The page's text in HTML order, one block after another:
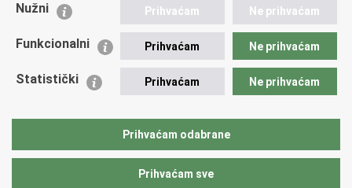
Udruge
Policijska akademija
Zaklada policijske solidarnosti
Vučetić"
Nužni Prihvaćam Ne prihvaćam
Funkcionalni Prihvaćam Ne prihvaćam
Statistički Prihvaćam Ne prihvaćam
Prihvaćam odabrane
Prihvaćam sve